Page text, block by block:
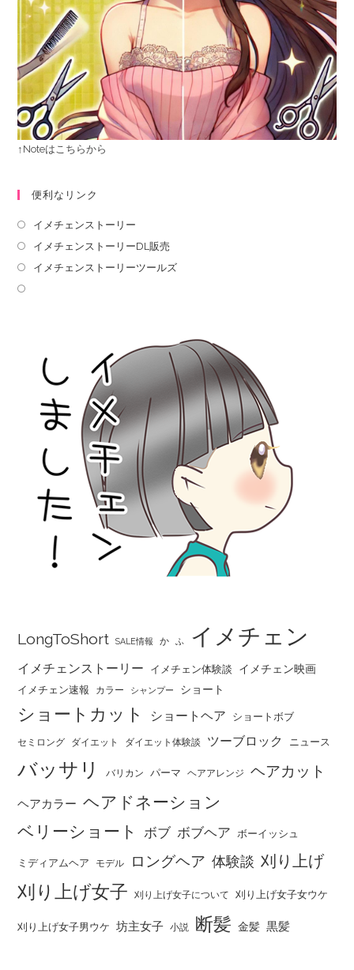
↑Noteはこちらから
便利なリンク
イメチェンストーリー
イメチェンストーリーDL販売
イメチェンストーリーツールズ
LongToShort SALE情報 か ふ イメチェン
イメチェンストーリー イメチェン体験談 イメチェン映画
イメチェン速報 カラー シャンプー ショート
ショートカット ショートヘア ショートボブ
セミロング ダイエット ダイエット体験談 ツーブロック ニュース
バッサリ バリカン パーマ ヘアアレンジ ヘアカット
ヘアカラー ヘアドネーション
ベリーショート
ボブ ボブヘア ボーイッシュ
ミディアムヘア モデル ロングヘア 体験談 刈り上げ
刈り上げ女子 刈り上げ女子について 刈り上げ女子女ウケ
刈り上げ女子男ウケ 坊主女子 小説 断髪 金髪 黒髪